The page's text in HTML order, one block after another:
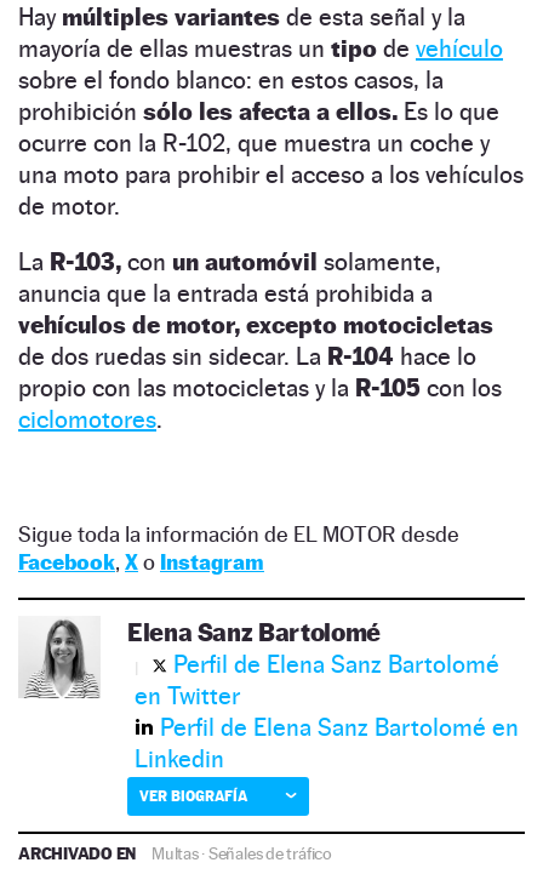
Haymúltiples variantes de esta señal y la
mayoría de ellas muestras un tipo de vehículo
sobre el fondo blanco: en estos casos, la
prohibición sólo les afecta a ellos. Es lo que
ocurre con la R-102, que muestra un coche y
una moto para prohibir el acceso a los vehículos
de motor.
La R-103, con un automóvil solamente,
anuncia que la entrada está prohibida a
vehículos de motor, excepto motocicletas
de dos ruedas sin sidecar. La R-104 hace lo
propio con las motocicletas y la R-105 con los
ciclomotores.
Sigue toda la información de EL MOTOR desde
Facebook, Xo Instagram
Elena Sanz Bartolomé
Perfil de Elena Sanz Bartolomé
en Twitter
Perfil de Elena Sanz Bartolomé en
Linkedin
VER BIOGRAFÍA
ARCHIVADO EN Multas·Señales de tráfico